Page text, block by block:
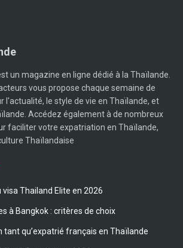
un magazine en ligne dédié à la Thaïlande.
vous propose chaque semaine de
l'actualité, le style de vie en Thaïlande, et
Accédez également à de nombreux
faciliter votre expatriation en Thaïlande,
Thaïlandaise
Thailand Elite en 2026
à Bangkok : critères de choix
tant qu’expatrié français en Thaïlande